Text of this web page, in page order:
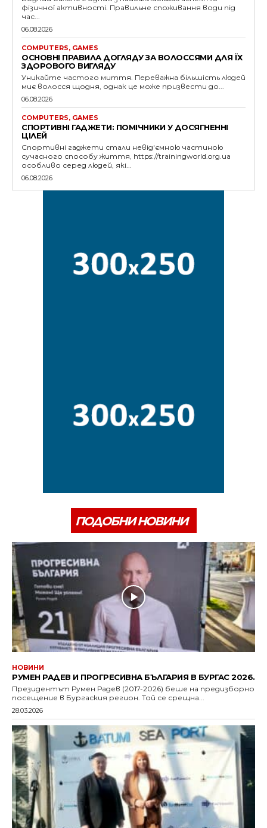
фізичної активності. Правильне споживання води під
час...
06.08.2026
COMPUTERS, GAMES
ОСНОВНІ ПРАВИЛА ДОГЛЯДУ ЗА ВОЛОССЯМИ ДЛЯ ЇХ
ЗДОРОВОГО ВИГЛЯДУ
Уникайте частого миття. Переважна більшість людей
миє волосся щодня, однак це може призвести до...
06.08.2026
COMPUTERS, GAMES
СПОРТИВНІ ГАДЖЕТИ: ПОМІЧНИКИ У ДОСЯГНЕННІ
ЦІЛЕЙ
Спортивні гаджети стали невід'ємною частиною
сучасного способу життя, https://trainingworld.org.ua
особливо серед людей, які...
06.08.2026
ПОДОБНИ НОВИНИ
НОВИНИ
РУМЕН РАДЕВ И ПРОГРЕСИВНА БЪЛГАРИЯ В БУРГАС 2026.
Президентът Румен Радев (2017-2026) беше на предизборно
посещение в Бургаския регион. Той се срещна...
28.03.2026